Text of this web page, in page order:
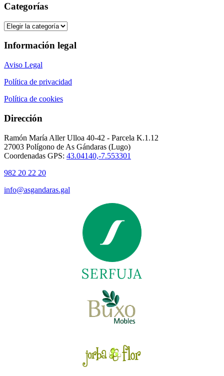
Categorías
Categorías
Información legal
Aviso Legal
Política de privacidad
Política de cookies
Dirección
Ramón María Aller Ulloa 40-42 - Parcela K.1.12
27003 Polígono de As Gándaras (Lugo)
Coordenadas GPS: 43.04140,-7.553301
982 20 22 20
info@asgandaras.gal